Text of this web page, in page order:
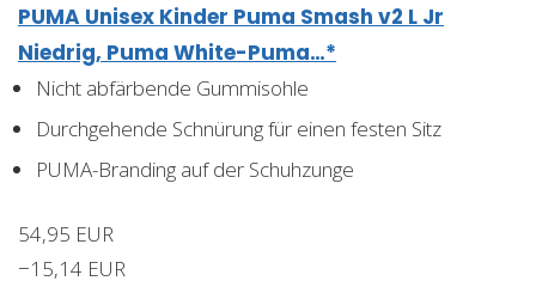
PUMA Unisex Kinder Puma Smash v2 L Jr
Niedrig, Puma White-Puma…*
Nicht abfärbende Gummisohle
Durchgehende Schnürung für einen festen Sitz
PUMA-Branding auf der Schuhzunge
54,95 EUR
−15,14 EUR